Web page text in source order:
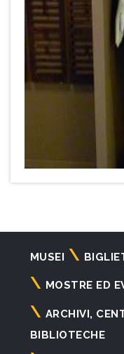
MUSEI
MOSTRE ED
ARCHIVI,
BIBLIOTECHE